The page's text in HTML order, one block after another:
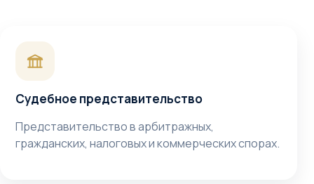
Судебное представительство
Представительство в арбитражных,
гражданских, налоговых и коммерческих спорах.